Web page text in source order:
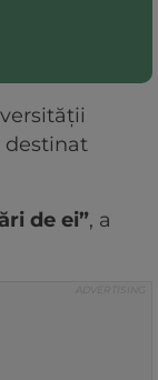
destinat
de ei”, a